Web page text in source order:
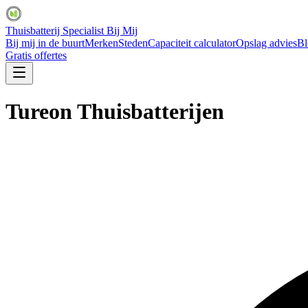
Thuisbatterij Specialist Bij Mij
Bij mij in de buurtMerkenStedenCapaciteit calculatorOpslag advies
Gratis offertes
Tureon Thuisbatterijen